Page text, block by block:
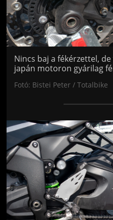
Nincs baj a fékérzettel,
japán motoron gyárilag
Fotó: Bistei Peter / Totalbike
Jön